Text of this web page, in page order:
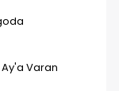
Ay'a Varan